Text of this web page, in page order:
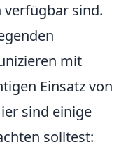
verfügbar sind.
mit
Einsatz von
sind einige
solltest: